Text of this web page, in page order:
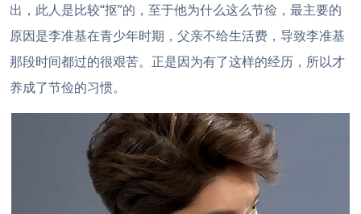
出，此人是比较“抠”的，至于他为什么这么节俭，最主要的
原因是李准基在青少年时期，父亲不给生活费，导致李准基
那段时间都过的很艰苦。正是因为有了这样的经历，所以才
养成了节俭的习惯。